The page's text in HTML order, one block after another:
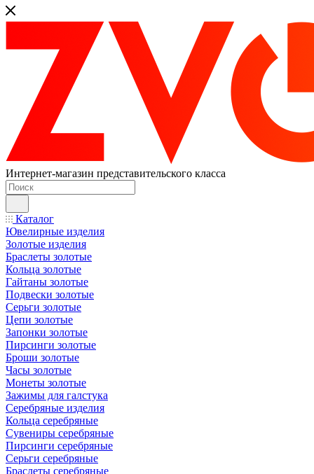
Интернет-магазин представительского класса
Каталог
Ювелирные изделия
Золотые изделия
Браслеты золотые
Кольца золотые
Гайтаны золотые
Подвески золотые
Серьги золотые
Цепи золотые
Запонки золотые
Пирсинги золотые
Броши золотые
Часы золотые
Монеты золотые
Зажимы для галстука
Серебряные изделия
Кольца серебряные
Сувениры серебряные
Пирсинги серебряные
Серьги серебряные
Браслеты серебряные